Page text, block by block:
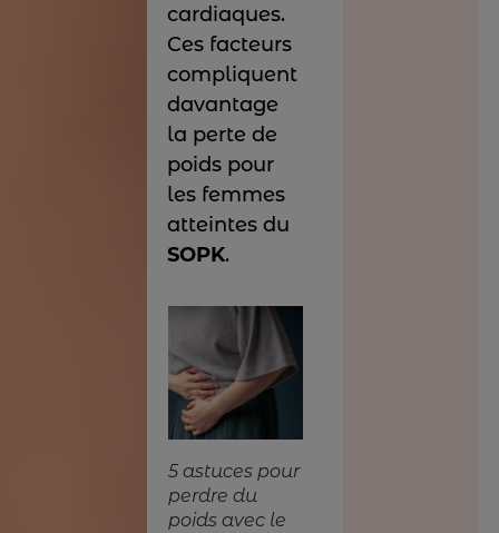
cardiaques.
Ces facteurs
compliquent
davantage
la perte de
poids pour
les femmes
atteintes du
SOPK.
5 astuces pour
perdre du
poids avec le